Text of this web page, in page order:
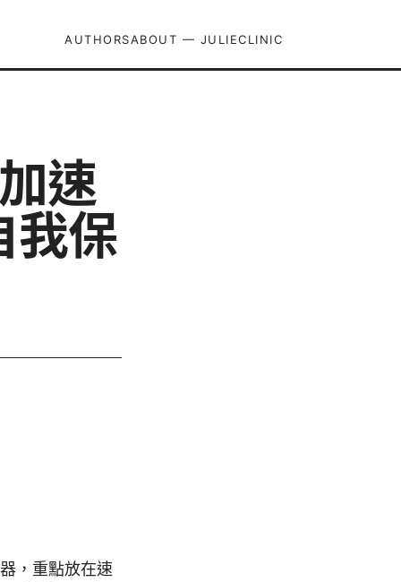
AUTHORSABOUT — JULIECLINIC
速
我保
，重點放在速